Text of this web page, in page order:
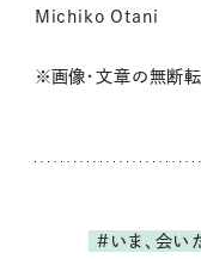
Michiko Otani
※画像・文章の無断
#いま、会い